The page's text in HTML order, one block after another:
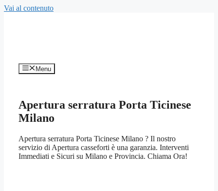
Vai al contenuto
Menu
Apertura serratura Porta Ticinese
Milano
Apertura serratura Porta Ticinese Milano ? Il nostro
servizio di Apertura casseforti è una garanzia. Interventi
Immediati e Sicuri su Milano e Provincia. Chiama Ora!